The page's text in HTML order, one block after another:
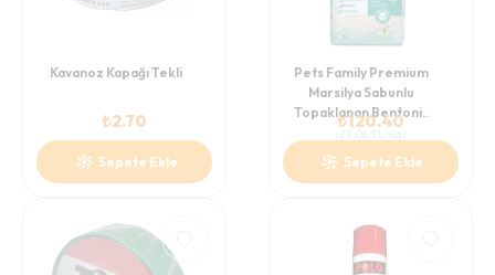
Kavanoz Kapağı Tekli
₺2.70
Sepete Ekle
Pets Family Premium
Marsilya Sabunlu
Topaklanan Bentoni..
₺120.40
Sepete Ekle